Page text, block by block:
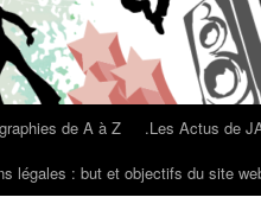
de A à Z .Les Actus de
légales : but et objectifs du site